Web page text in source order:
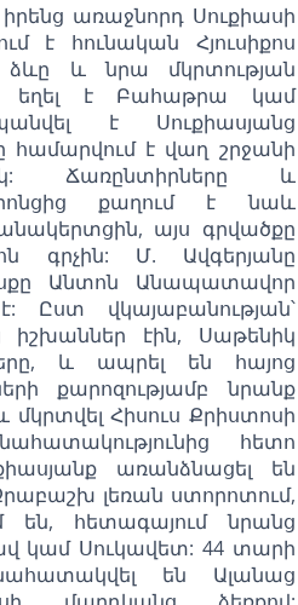
առաջնորդ Սուքիասի
է հունական Հյուսիքոս
և նրա մկրտության
եղել է Բահաթրա կամ
է Սուքիասյանց
համարվում է վաղ շրջանի
Ճառընտիրները և
քաղում է նաև
այս գրվածքը
գրչին: Մ. Ավգերյանը
Անտոն Անապատավոր
Ըստ վկայաբանության՝
իշխաններ էին, Սաթենիկ
և ապրել են հայոց
քարոզությամբ նրանք
Հիսուս Քրիստոսի
հետո
առանձնացել են
լեռան ստորոտում,
են, հետագայում նրանց
կամ Սուկավետ: 44 տարի
են Ալանաց